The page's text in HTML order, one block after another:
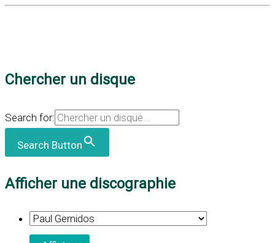
Chercher un disque
Search for:
Search Button
Afficher une discographie